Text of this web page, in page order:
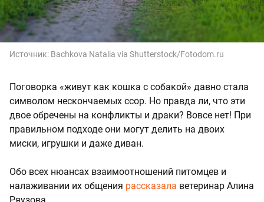
Источник: Bachkova Natalia via Shutterstock/Fotodom.ru
Поговорка «живут как кошка с собакой» давно стала
символом нескончаемых ссор. Но правда ли, что эти
двое обречены на конфликты и драки? Вовсе нет! При
правильном подходе они могут делить на двоих
миски, игрушки и даже диван.
Обо всех нюансах взаимоотношений питомцев и
налаживании их общения рассказала ветеринар Алина
Ряузова.